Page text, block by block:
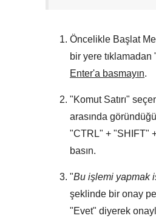
Öncelikle Başlat
bir yere tıklamadan
Enter'a basmayın.
"Komut Satırı"
arasında
"CTRL" + "SHIFT"
basın.
"Bu işlemi yapmak
şeklinde bir onay
"Evet" diyerek